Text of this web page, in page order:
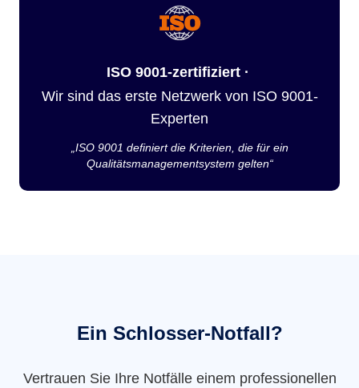
ISO 9001-zertifiziert ·
Wir sind das erste Netzwerk von ISO 9001-
Experten
„ISO 9001 definiert die Kriterien, die für ein
Qualitätsmanagementsystem gelten“
Ein Schlosser-Notfall?
Vertrauen Sie Ihre Notfälle einem professionellen